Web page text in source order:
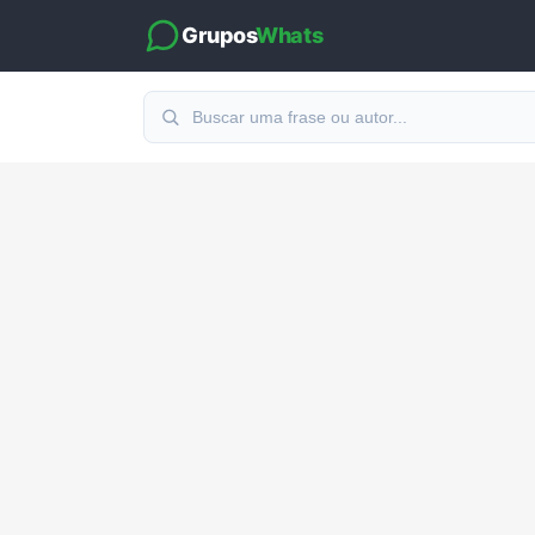
GruposWhats